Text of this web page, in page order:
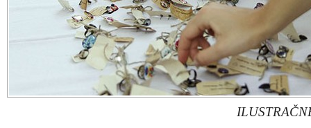
Na kontrolu dodržiavania ustanovení zákona o
elektronickej registračnej pokladnice si tentoraz
vybrali na kontrolu trhové miesta v 16 mestách a
vrátane Trnavy.
Z 36 skontrolovaných predajných miest zistili
prípadoch, v niektorých i trojnásobné.